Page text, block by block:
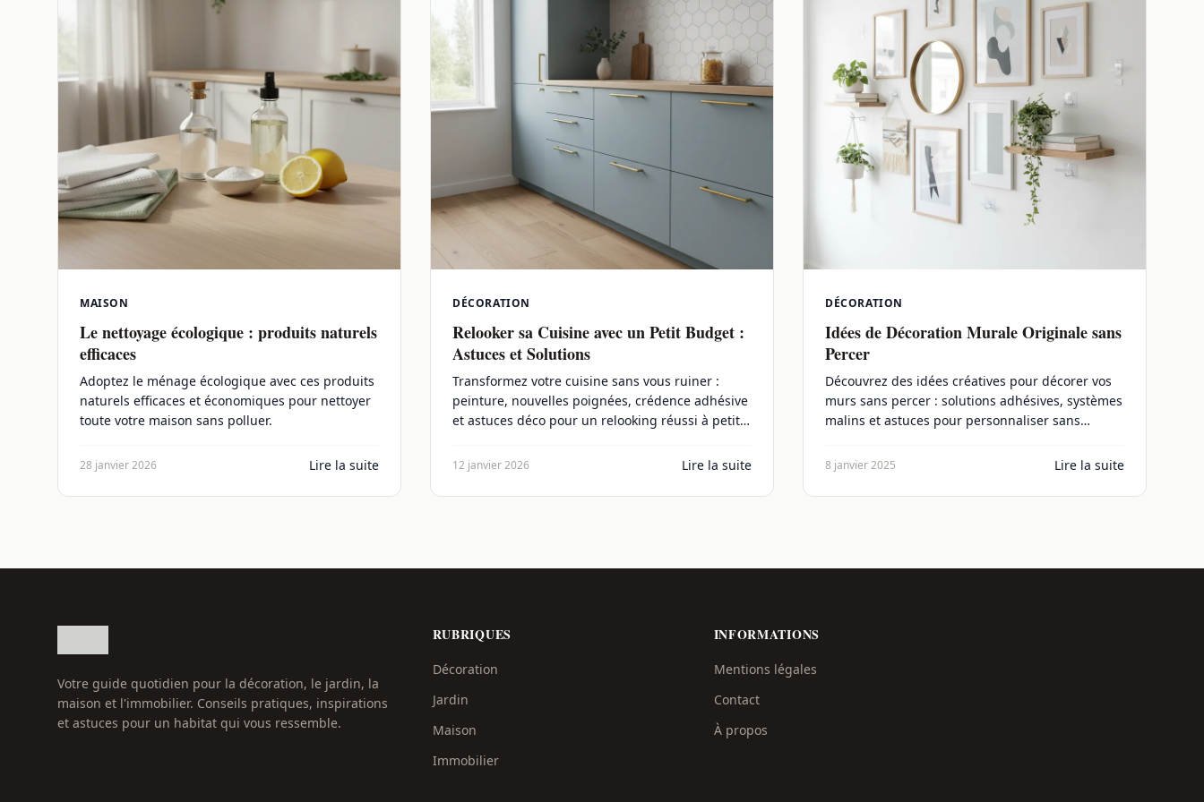
MAISON
Le nettoyage écologique : produits naturels
efficaces
Adoptez le ménage écologique avec ces produits
naturels efficaces et économiques pour nettoyer
toute votre maison sans polluer.
28 janvier 2026 Lire la suite
DÉCORATION
Relooker sa Cuisine avec un Petit Budget :
Astuces et Solutions
Transformez votre cuisine sans vous ruiner :
peinture, nouvelles poignées, crédence adhésive
et astuces déco pour un relooking réussi à petit
12 janvier 2026 Lire la suite
DÉCORATION
Idées de Décoration Murale Originale sans
Percer
Découvrez des idées créatives pour décorer vos
murs sans percer : solutions adhésives, systèmes
malins et astuces pour personnaliser sans
8 janvier 2025 Lire la suite
Votre guide quotidien pour la décoration, le jardin, la
maison et l'immobilier. Conseils pratiques, inspirations
et astuces pour un habitat qui vous ressemble.
RUBRIQUES
Décoration
Jardin
Maison
Immobilier
INFORMATIONS
Mentions légales
Contact
À propos